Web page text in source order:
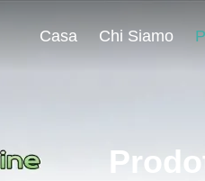
Casa Chi Siamo